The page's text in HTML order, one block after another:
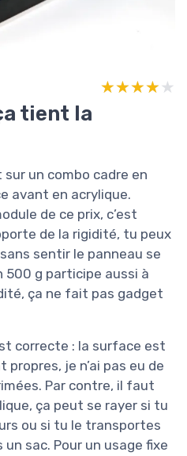
tient la
★★★★★
★★★★★
un combo cadre en
avant en acrylique.
de ce prix, c’est
de la rigidité, tu peux
sentir le panneau se
500 g participe aussi à
ça ne fait pas gadget
correcte : la surface est
je n’ai pas eu de
Par contre, il faut
ça peut se rayer si tu
ou si tu le transportes
sac. Pour un usage fixe